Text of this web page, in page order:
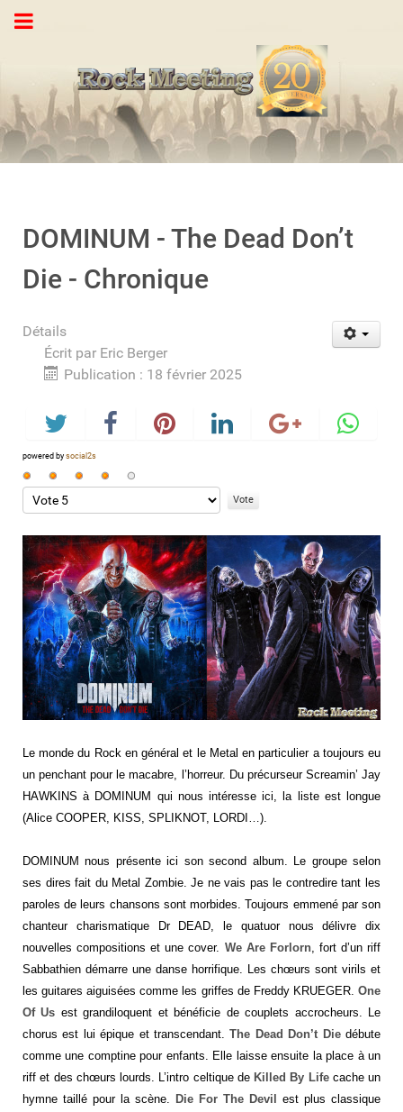
DOMINUM - The Dead Don’t
Die - Chronique
Détails
Écrit par Eric Berger
Publication : 18 février 2025
powered by social2s
Vote
utilisateur:
Veuillez
voter
Le monde du Rock en général et le Metal en particulier a toujours eu
un penchant pour le macabre, l’horreur. Du précurseur Screamin’ Jay
HAWKINS à DOMINUM qui nous intéresse ici, la liste est longue
(Alice COOPER, KISS, SPLIKNOT, LORDI…).
DOMINUM nous présente ici son second album. Le groupe selon
ses dires fait du Metal Zombie. Je ne vais pas le contredire tant les
paroles de leurs chansons sont morbides. Toujours emmené par son
chanteur charismatique Dr DEAD, le quatuor nous délivre dix
nouvelles compositions et une cover. We Are Forlorn, fort d’un riff
Sabbathien démarre une danse horrifique. Les chœurs sont virils et
les guitares aiguisées comme les griffes de Freddy KRUEGER. One
Of Us est grandiloquent et bénéficie de couplets accrocheurs. Le
chorus est lui épique et transcendant.The Dead Don’t Diedébute
comme une comptine pour enfants. Elle laisse ensuite la place à un
riff et des chœurs lourds. L’intro celtique deKilled By Lifecache un
hymne taillé pour la scène.
Die For The Devil
est plus classique